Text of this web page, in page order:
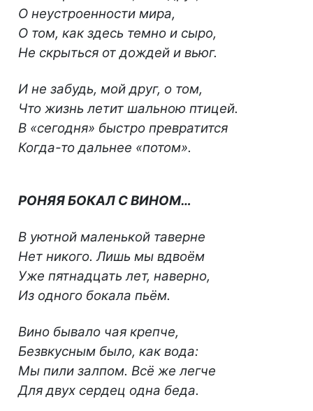
О неустроенности мира,
О том, как здесь темно и сыро,
Не скрыться от дождей и вьюг.
И не забудь, мой друг, о том,
Что жизнь летит шальною птицей.
В «сегодня» быстро превратится
Когда-то дальнее «потом».
РОНЯЯ БОКАЛ С ВИНОМ…
В уютной маленькой таверне
Нет никого. Лишь мы вдвоём
Уже пятнадцать лет, наверно,
Из одного бокала пьём.
Вино бывало чая крепче,
Безвкусным было, как вода:
Мы пили залпом. Всё же легче
Для двух сердец одна беда.